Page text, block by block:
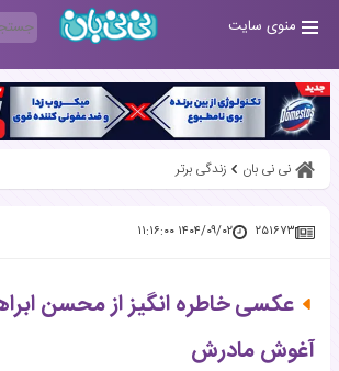
منوی سایت
نی نی بان زندگی برتر
۲۵۱۶۷۳ ۱۴۰۴/۰۹/۰۲ ۱۱:۱۶:۰۰
عکسی خاطره انگیز از محسن
آغوش مادرش